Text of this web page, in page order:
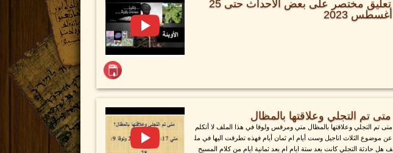
تعليق مختصر على بعض الاحداث حتى 25
أغسطس 2023
متى تم التجلي وعلاقتها بالمظال
متى تم التجلي وعلاقتها بالمظال متي ومرقس ولوقا في هذا الملف لا أتكلم
عن موضوع الثلاث اناجيل وست أيام ام ثمان أيام فهذه تطرقت اليها في مل
ف هل حادثة التجلي كانت بعد ستة ايام ام بعد ثمانية ايام من كلام المسيح